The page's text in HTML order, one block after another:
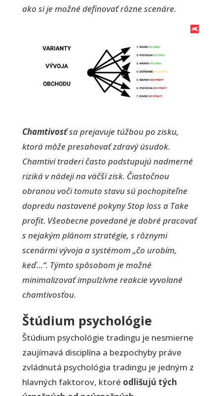
ako si je možné definovať rôzne scenáre.
Chamtivosťsa prejavuje túžbou po zisku,
ktorá môže presahovať zdravý úsudok.
Chamtiví traderi často podstupujú nadmerné
riziká v nádeji na väčší zisk. Čiastočnou
obranou voči tomuto stavu sú pochopiteľne
dopredu nastavené pokyny Stop loss a Take
profit. Všeobecne povedané je dobré pracovať
s nejakým plánom stratégie, s rôznymi
scenármi vývoja a systémom „čo urobím,
keď…“. Týmto spôsobom je možné
minimalizovať impulzívne reakcie vyvolané
chamtivosťou.
Štúdium psychológie
Štúdium psychológie tradingu je nesmierne
zaujímavá disciplína a bezpochyby práve
zvládnutá psychológia tradingu je jedným z
hlavných faktorov, ktoré odlišujú tých